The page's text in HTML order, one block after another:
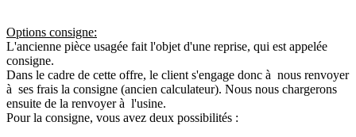
Options consigne:
L'ancienne pièce usagée fait l'objet d'une reprise, qui est appelée
consigne.
Dans le cadre de cette offre, le client s'engage donc à nous renvoyer
à ses frais la consigne (ancien calculateur). Nous nous chargerons
ensuite de la renvoyer à l'usine.
Pour la consigne, vous avez deux possibilités :